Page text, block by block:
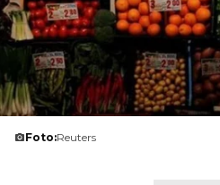
Foto:Reuters